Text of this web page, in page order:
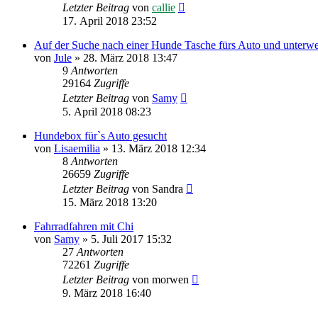
Letzter Beitrag von callie
17. April 2018 23:52
Auf der Suche nach einer Hunde Tasche fürs Auto und
von Jule » 28. März 2018 13:47
9 Antworten
29164 Zugriffe
Letzter Beitrag von Samy
5. April 2018 08:23
Hundebox fürˋs Auto gesucht
von Lisaemilia » 13. März 2018 12:34
8 Antworten
26659 Zugriffe
Letzter Beitrag von Sandra
15. März 2018 13:20
Fahrradfahren mit Chi
von Samy » 5. Juli 2017 15:32
27 Antworten
72261 Zugriffe
Letzter Beitrag von morwen
9. März 2018 16:40